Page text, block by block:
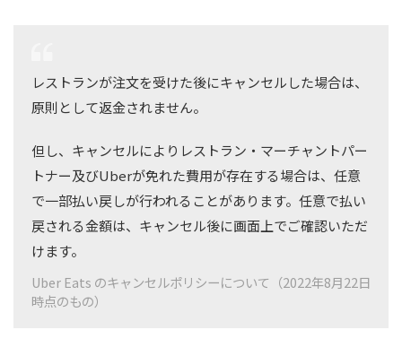
レストランが注文を受けた後にキャンセルした場合は、
原則として返金されません。
但し、キャンセルによりレストラン・マーチャントパー
トナー及びUberが免れた費用が存在する場合は、任意
で一部払い戻しが行われることがあります。任意で払い
戻される金額は、キャンセル後に画面上でご確認いただ
けます。
Uber Eats のキャンセルポリシーについて（2022年8月22日
時点のもの）